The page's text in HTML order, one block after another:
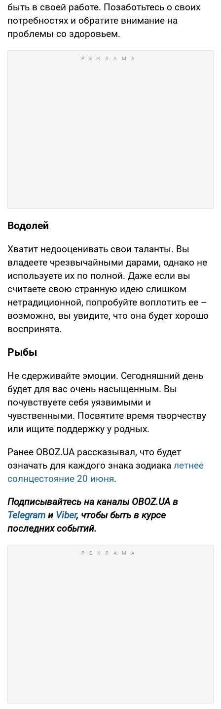
быть в своей работе. Позаботьтесь о своих
потребностях и обратите внимание на
проблемы со здоровьем.
Водолей
Хватит недооценивать свои таланты. Вы
владеете чрезвычайными дарами, однако не
используете их по полной. Даже если вы
считаете свою странную идею слишком
нетрадиционной, попробуйте воплотить ее –
возможно, вы увидите, что она будет хорошо
воспринята.
Рыбы
Не сдерживайте эмоции. Сегодняшний день
будет для вас очень насыщенным. Вы
почувствуете себя уязвимыми и
чувственными. Посвятите время творчеству
или ищите поддержку у родных.
Ранее OBOZ.UA рассказывал, что будет
означать для каждого знака зодиака летнее
солнцестояние 20 июня.
Подписывайтесь на каналы OBOZ.UA в
Telegram и Viber, чтобы быть в курсе
последних событий.